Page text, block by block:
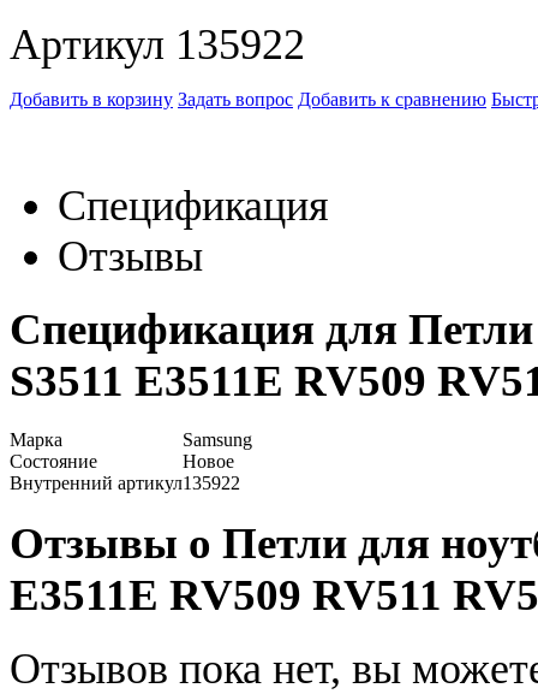
Артикул 135922
Добавить в корзину Задать вопрос Добавить к сравнению
Спецификация
Отзывы
Спецификация для Петли
S3511 E3511E RV509
Марка
Samsung
Состояние
Новое
Внутренний артикул135922
Отзывы о Петли для
E3511E RV509 RV511
Отзывов пока нет, вы